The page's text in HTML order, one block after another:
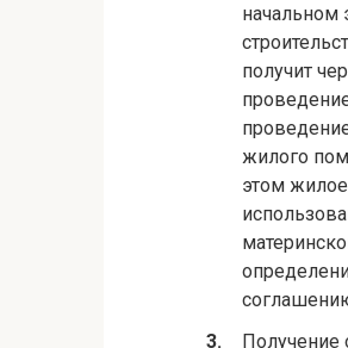
начальном
получит
жилого
этом
Получение